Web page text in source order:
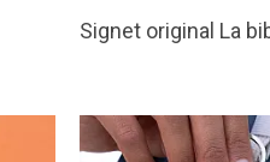
Signet original La